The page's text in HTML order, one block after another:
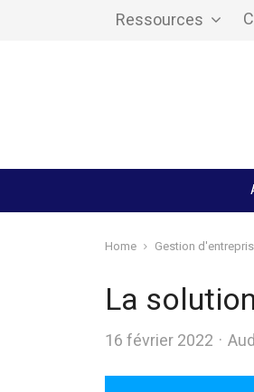
Ressources
Home Gestion
La
16 février 2022